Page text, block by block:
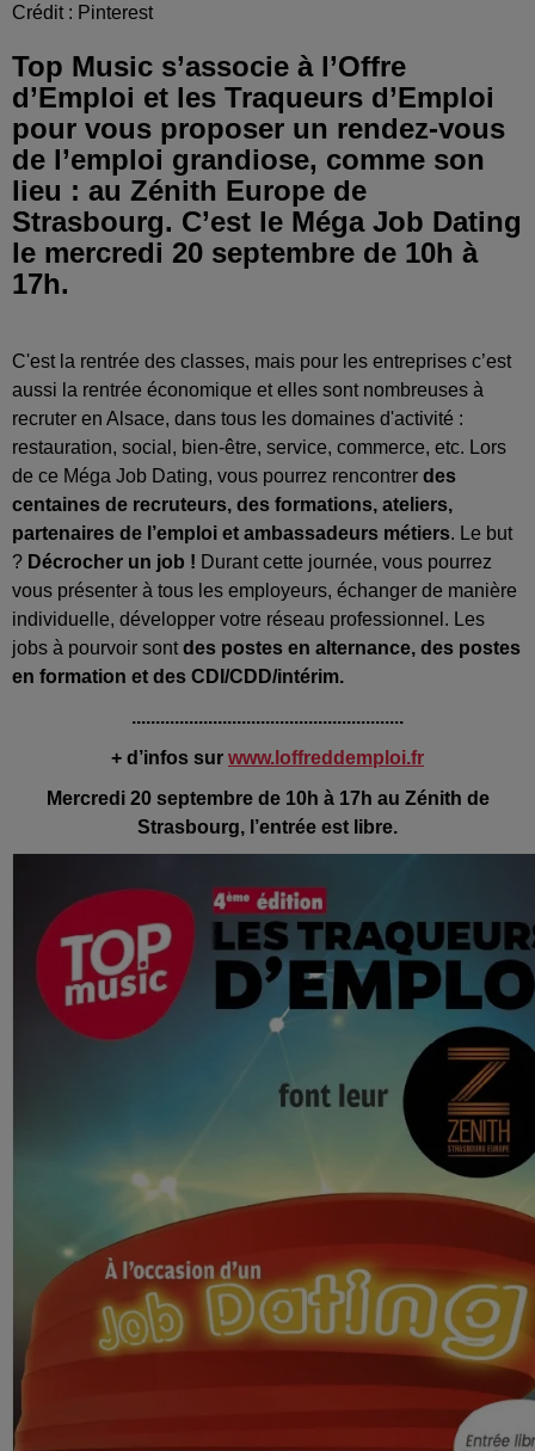
Crédit : Pinterest
Top Music s’associe à l’Offre
d’Emploi et les Traqueurs d’Emploi
pour vous proposer un rendez-vous
de l’emploi grandiose, comme son
lieu : au Zénith Europe de
Strasbourg. C’est le Méga Job Dating
le mercredi 20 septembre de 10h à
17h.
C'est la rentrée des classes, mais pour les entreprises c’est
aussi la rentrée économique et elles sont nombreuses à
recruter en Alsace, dans tous les domaines d'activité :
restauration, social, bien-être, service, commerce, etc. Lors
de ce Méga Job Dating, vous pourrez rencontrer des
centaines de recruteurs, des formations, ateliers,
partenaires de l’emploi et ambassadeurs métiers. Le but
? Décrocher un job ! Durant cette journée, vous pourrez
vous présenter à tous les employeurs, échanger de manière
individuelle, développer votre réseau professionnel. Les
jobs à pourvoir sontdes postes en alternance, des postes
en formation et des CDI/CDD/intérim.
.........................................................
+ d’infos sur www.loffreddemploi.fr
Mercredi 20 septembre de 10h à 17h au Zénith de
Strasbourg, l’entrée est libre.